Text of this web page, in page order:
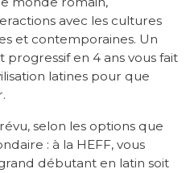
avec les cultures
et contemporaines. Un
en 4 ans vous fait
latines pour que
selon les options que
: à la HEFF, vous
débutant en latin soit